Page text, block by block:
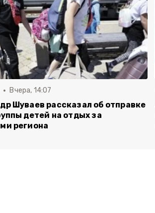
Вчера, 14:07
Шуваев рассказал об отправке
детей на отдых за
региона